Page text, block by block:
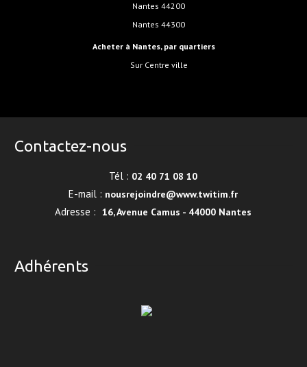
Nantes 44200
Nantes 44300
Acheter à Nantes, par quartiers
sur Centre ville
Contactez-nous
Tél : 02 40 71 08 10
E-mail : nousrejoindre@www.twitim.fr
Adresse : 16, Avenue Camus - 44000 Nantes
Adhérents